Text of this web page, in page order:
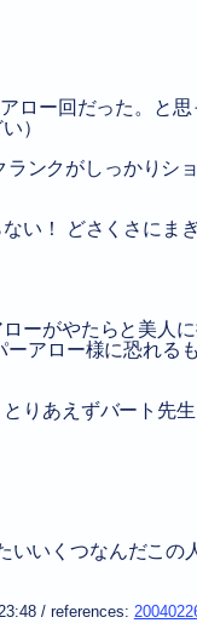
ロー回だった。と思
）
ンクがしっかりシ
い！ どさくさにま
ーがやたらと美人
アロー様に恐れる
りあえずバート先生
いいくつなんだこの
/ references: